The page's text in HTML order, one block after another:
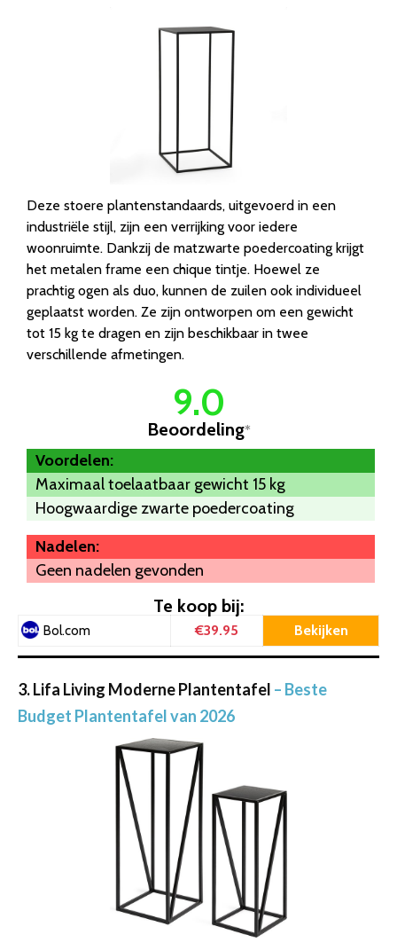
Deze stoere plantenstandaards, uitgevoerd in een
industriële stijl, zijn een verrijking voor iedere
woonruimte. Dankzij de matzwarte poedercoating krijgt
het metalen frame een chique tintje. Hoewel ze
prachtig ogen als duo, kunnen de zuilen ook individueel
geplaatst worden. Ze zijn ontworpen om een gewicht
tot 15 kg te dragen en zijn beschikbaar in twee
verschillende afmetingen.
9.0
Beoordeling*
Voordelen:
Maximaal toelaatbaar gewicht 15 kg
Hoogwaardige zwarte poedercoating
Nadelen:
Geen nadelen gevonden
Te koop bij:
Bol.com €39.95 Bekijken
3. Lifa Living Moderne Plantentafel – Beste
Budget Plantentafel van 2026